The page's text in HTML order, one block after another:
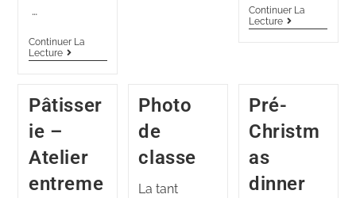
…
Continuer La
Lecture
Continuer La
Lecture
Pâtisser
ie –
Atelier
entreme
Photo
de
classe
La tant
Pré-
Christm
as
dinner